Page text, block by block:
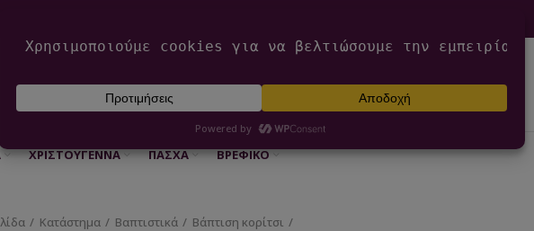
ΕΊΣΟΔΟΣ / ΕΓΓΡΑΦΉ €0,00
ΧΡΙΣΤΟΎΓΕΝΝΑ ΠΆΣΧΑ ΒΡΕΦΙΚΌ
Κατάστημα Βαπτιστικά
Βάπτιση κορίτσι